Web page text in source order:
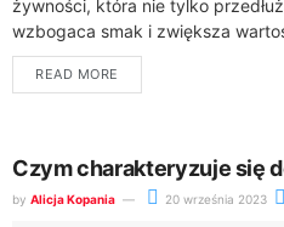
żywności, która nie tylko
wzbogaca smak i zwiększa
są bogate w probiotyki, które
READ MORE
Czym charakteryzuje się
by Alicja Kopania 20 września 2023